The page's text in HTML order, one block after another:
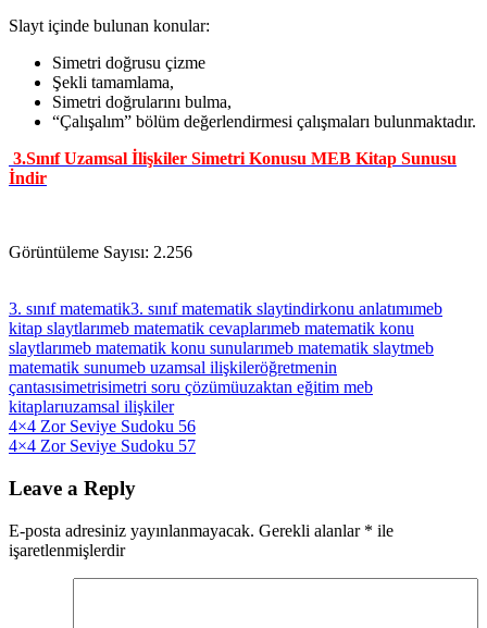
Slayt içinde bulunan konular:
Simetri doğrusu çizme
Şekli tamamlama,
Simetri doğrularını bulma,
“Çalışalım” bölüm değerlendirmesi çalışmaları bulunmaktadır.
3.Sınıf Uzamsal İlişkiler Simetri Konusu MEB Kitap Sunusu
İndir
Görüntüleme Sayısı: 2.256
3. sınıf matematik3. sınıf matematik slaytindirkonu anlatımımeb
kitap slaytlarımeb matematik cevaplarımeb matematik konu
slaytlarımeb matematik konu sunularımeb matematik slaytmeb
matematik sunumeb uzamsal ilişkileröğretmenin
çantasısimetrisimetri soru çözümüuzaktan eğitim meb
kitaplarıuzamsal ilişkiler
Yazı
gezinmesi
Previous
Post:
4×4 Zor Seviye Sudoku 56
Next
4×4 Zor Seviye Sudoku 57
Leave a Reply
E-posta adresiniz yayınlanmayacak. Gerekli alanlar * ile
işaretlenmişlerdir